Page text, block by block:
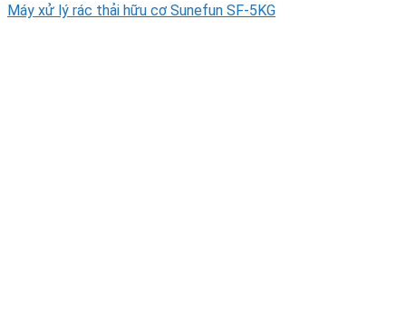
Máy xử lý rác thải hữu cơ Sunefun SF-5KG